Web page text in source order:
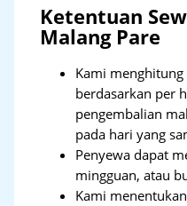
Ketentuan
Malang Pare
Kami menghitung
berdasarkan per
pengembalian
pada hari yang
Penyewa dapat
mingguan, atau
Kami